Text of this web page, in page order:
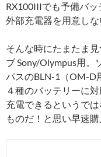
RX100IIIでも予備バ
外部充電器を用意しな
そんな時にたまたま
ブ Sony/Olympus用。
パスのBLN-1（OM-D
４種のバッテリーに
充電できるというで
ものだ！と思い早速購